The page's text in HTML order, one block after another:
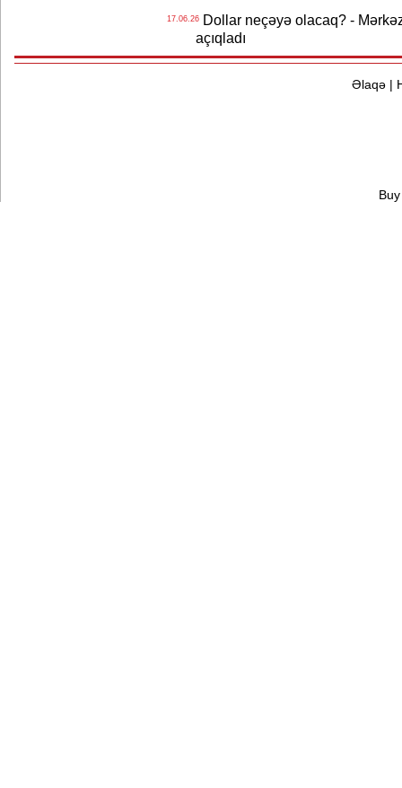
17.06.26Dollar neçəyə olacaq? -
açıqladı
Əlaqə|